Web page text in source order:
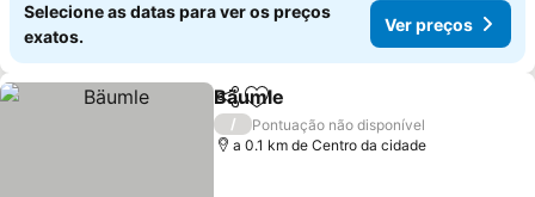
Selecione as datas para ver os preços
exatos.
Ver preços
PartilharAdicionar aos favoritos
Bäumle
/
Pontuação não disponível
a 0.1 km de Centro da cidade